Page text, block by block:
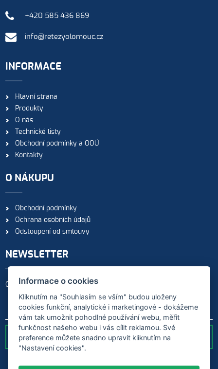
+420 585 436 869
info@retezyolomouc.cz
INFORMACE
Hlavní strana
Produkty
O nás
Technické listy
Obchodní podmínky a OOÚ
Kontakty
O NÁKUPU
Obchodní podmínky
Ochrana osobních údajů
Odstoupení od smlouvy
NEWSLETTER
Odebírejte naše novinky
ODESLAT
Informace o cookies
Kliknutím na "Souhlasím se vším" budou uloženy
cookies funkční, analytické i marketingové - dokážeme
vám tak umožnit pohodlné používání webu, měřit
funkčnost našeho webu i vás cílit reklamou. Své
preference můžete snadno upravit kliknutím na
"Nastavení cookies".